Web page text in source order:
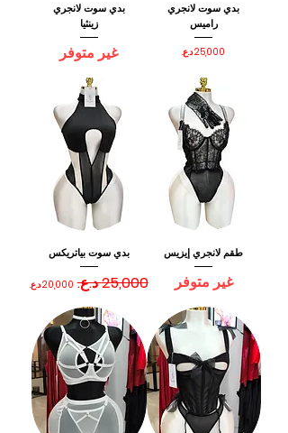
بدي سوت لانجري
راميس
السعر
بدي سوت لانجري
زينثيا
غير متوفر
طقم لانجري إيزيس
غير متوفر
بدي سوت بياتريكس
سعر عادي‏25,000 د.ع.‏ سعر البيع